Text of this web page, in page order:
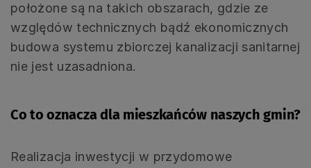
położone są na takich obszarach, gdzie ze
względów technicznych bądź ekonomicznych
budowa systemu zbiorczej kanalizacji sanitarnej
nie jest uzasadniona.
Co to oznacza dla mieszkańców naszych gmin?
Realizacja inwestycji w przydomowe